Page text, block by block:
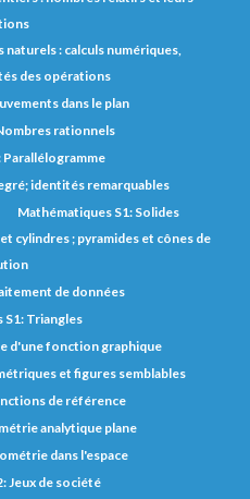
naturels : calculs numériques,
des opérations
dans le plan
rationnels
Parallélogramme
identités remarquables
Mathématiques S1: Solides
cylindres ; pyramides et cônes de
de données
S1: Triangles
d'une fonction graphique
et figures semblables
de référence
analytique plane
dans l'espace
Jeux de société